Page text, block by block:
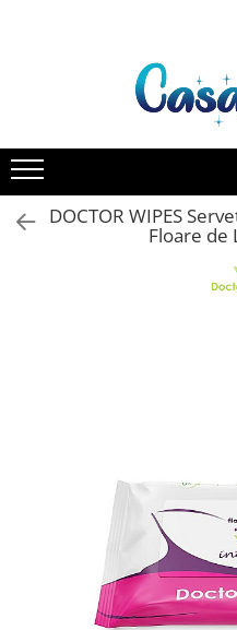
Toate Produsele
Gamma D'ORO Odorizant Cu
Betisoare 120 ml
EYFEL
EYFEL Odorizant Auto 10 ml
Apret & solutii speciale
Detergent lichid
Detergent pudra
DOCTOR WIPES
Floare de